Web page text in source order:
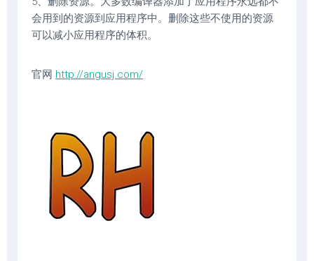
会用到的资源到应用程序中。删除这些不使用的资源
可以减小应用程序的体积。
官网 http://angusj.com/